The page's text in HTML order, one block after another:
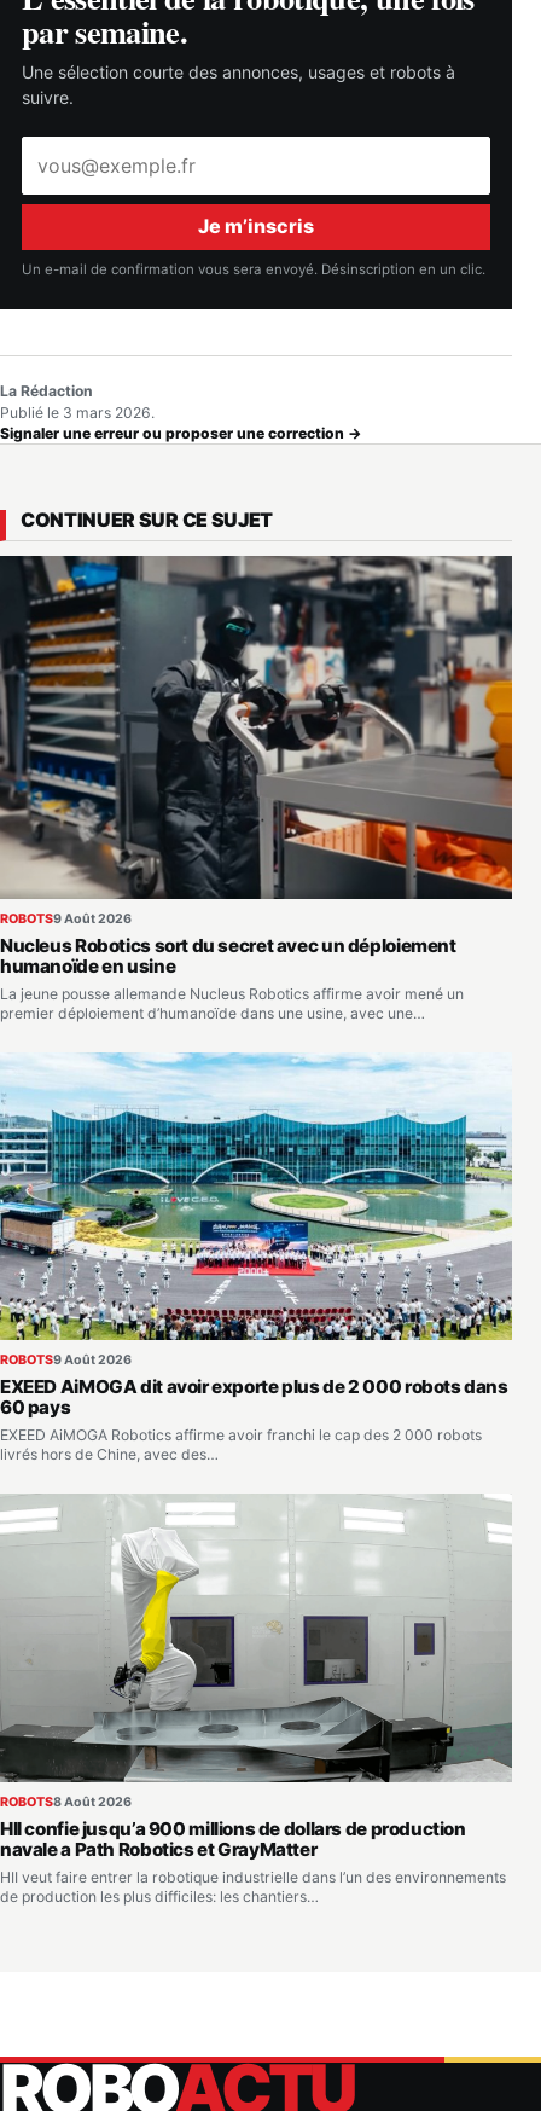
par semaine.
Une sélection courte des annonces, usages et robots à
suivre.
mail
Je m’inscris
Un e-mail de confirmation vous sera envoyé. Désinscription en un clic.
La Rédaction
Publié le 3 mars 2026.
Signaler une erreur ou proposer une correction →
CONTINUER SUR CE SUJET
ROBOTS9 Août 2026
Nucleus Robotics sort du secret avec un déploiement
humanoïde en usine
La jeune pousse allemande Nucleus Robotics affirme avoir mené un
premier déploiement d’humanoïde dans une usine, avec une…
ROBOTS9 Août 2026
EXEED AiMOGA dit avoir exporte plus de 2 000 robots dans
60 pays
EXEED AiMOGA Robotics affirme avoir franchi le cap des 2 000 robots
livrés hors de Chine, avec des…
ROBOTS8 Août 2026
HII confie jusqu’a 900 millions de dollars de production
navale a Path Robotics et GrayMatter
HII veut faire entrer la robotique industrielle dans l’un des environnements
de production les plus difficiles: les chantiers…
ROBOACTU